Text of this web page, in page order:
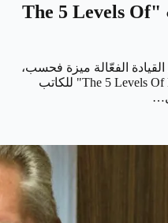
تفاصيل وشرح عن كتاب "The 5 Levels Of
الفعّالة ميزة فحسب،
بل ضرورة، ويأتي كتاب "The 5 Levels Of Leadership" للكاتب